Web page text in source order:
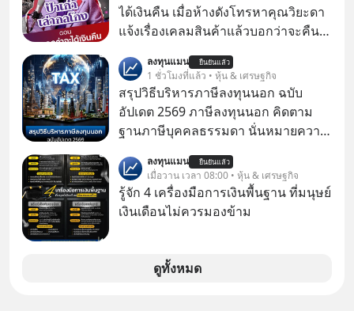
เติบโตได้ถึง 16% ขณะที่ผู้ประกอบการ
โฮสเทลและที่พักขนาดเล็ก ซึ่งมีสัดส่วน
เพียง 1.3% เท่านั้น เกิดอะไรขึ้นกับที่พัก
รายเล็ก ? อะไรคือข้อจำกัดที่ทำให้โต
ไม่สุด และต้องปลดล็อกกฎเกณฑ์ไหน
เพื่อให้รายเล็กเติบโตได้มากกว่าที่เป็น
อยู่ ? Talk ลงทุนแมนชวนมาวิเคราะห์
เรื่องนี้ กับคุณนรี สุเนต์ตา นายกสมาคม
โฮสเทลและที่พักขนาดเล็ก
(ประเทศไทย)
ได้เงินคืน เมื่อห้างดังโทรหาคุณวิยะดา
แจ้งเรื่องเคลมสินค้าแล้วบอกว่าจะคืน
เรื่องจ้อจี้ หาคำตอบได้ที่ “ป้าเก๋าเล่ากล
โกง” EP4 ตอน “เขาบอกว่าจะได้เงิน
คืน” #ป้าเก๋าเล่ากลโกง #แก้เกมกลโกง
#อยู่อย่างยั่งยืน #Cybersecurity #เตือน
ภัยออนไลน์
ลงทุนแมน ยืนยันแล้ว
1 ชั่วโมงที่แล้ว • หุ้น & เศรษฐกิจ
สรุปวิธีบริหารภาษีลงทุนนอก ฉบับ
อัปเดต 2569 ภาษีลงทุนนอก คิดตาม
ฐานภาษีบุคคลธรรมดา นั่นหมายความ
ลงทุนแมน ยืนยันแล้ว
เมื่อวาน เวลา 08:00 • หุ้น & เศรษฐกิจ
รู้จัก 4 เครื่องมือการเงินพื้นฐาน ที่มนุษย์
เงินเดือนไม่ควรมองข้าม
ดูทั้งหมด